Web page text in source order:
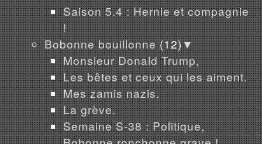
Saison 5.4 : Hernie et compagnie
!
Bobonne bouillonne (12)▼
Monsieur Donald Trump,
Les bêtes et ceux qui les aiment.
Mes zamis nazis.
La grève.
Semaine S-38 : Politique,